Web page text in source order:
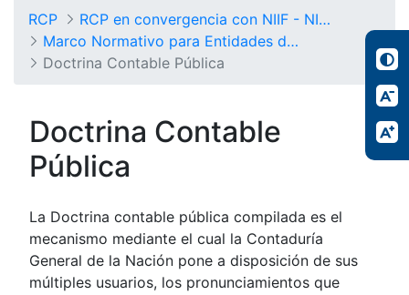
RCP
RCP en convergencia con NIIF - NICSP
Marco Normativo para Entidades de Gobierno
Doctrina Contable Pública
Doctrina Contable
Pública
La Doctrina contable pública compilada es el
mecanismo mediante el cual la Contaduría
General de la Nación pone a disposición de sus
múltiples usuarios, los pronunciamientos que